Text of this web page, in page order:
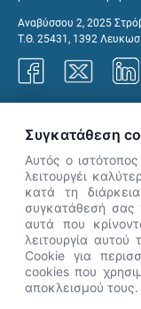
Αναβύσσου 2, 2025
Τ.Θ. 25431, 1392
Συγκατάθεση
Αυτός ο
λειτουργέι
κατά τη
συγκατάθεσή σας
αυτά που
λειτουργία αυτού
Cookie για
cookies που
αποκλεισμού τους.